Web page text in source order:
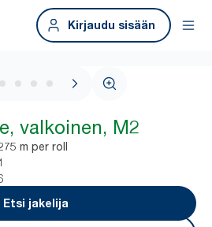
Kirjaudu sisään
1 / 5
valkoinen, M2
m per roll
Etsi jakelija